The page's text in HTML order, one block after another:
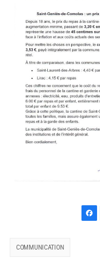
COMMUNICATION